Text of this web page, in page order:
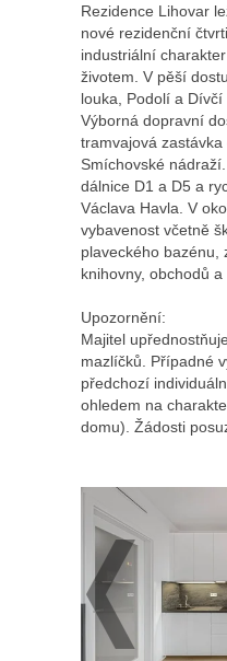
Rezidence Lihovar
nové rezidenční
industriální
životem. V pěší
louka, Podolí a Dívčí
Výborná dopravní
tramvajová
Smíchovské
dálnice D1 a D5 a
Václava Havla. V
vybavenost včetně
plaveckého bazénu,
knihovny, obchodů
Upozornění:
Majitel
mazlíčků. Případné
předchozí
ohledem na
domu). Žádosti